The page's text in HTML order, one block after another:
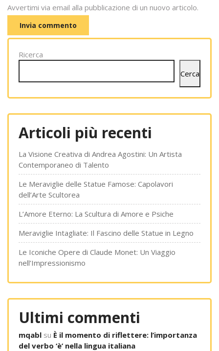
Avvertimi via email alla pubblicazione di un nuovo articolo.
Ricerca
Cerca
Articoli più recenti
La Visione Creativa di Andrea Agostini: Un Artista
Contemporaneo di Talento
Le Meraviglie delle Statue Famose: Capolavori
dell’Arte Scultorea
L’Amore Eterno: La Scultura di Amore e Psiche
Meraviglie Intagliate: Il Fascino delle Statue in Legno
Le Iconiche Opere di Claude Monet: Un Viaggio
nell’Impressionismo
Ultimi commenti
mqabl su È il momento di riflettere: l’importanza
del verbo ‘è’ nella lingua italiana